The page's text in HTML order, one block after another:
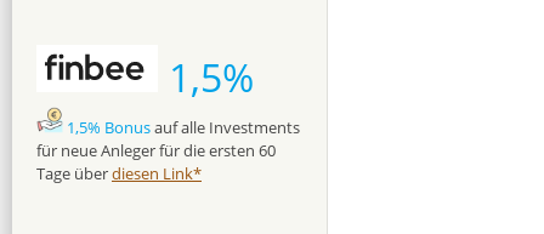
1,5%
1,5% Bonusauf alle Investments
für neue Anleger für die ersten 60
Tage überdiesen Link*